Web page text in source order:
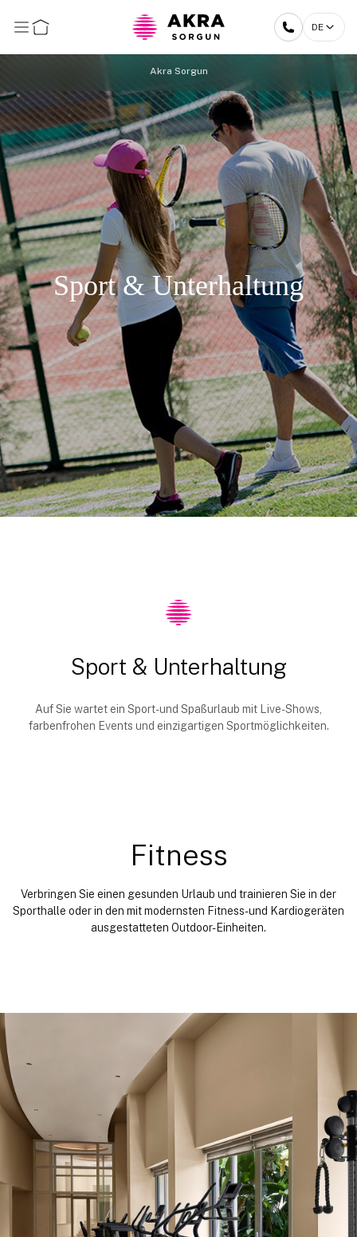
DE
Akra Sorgun
Sport & Unterhaltung
Sport & Unterhaltung
Auf Sie wartet ein Sport- und Spaßurlaub mit Live-Shows,
farbenfrohen Events und einzigartigen Sportmöglichkeiten.
Fitness
Verbringen Sie einen gesunden Urlaub und trainieren Sie in der
Sporthalle oder in den mit modernsten Fitness- und Kardiogeräten
ausgestatteten Outdoor-Einheiten.